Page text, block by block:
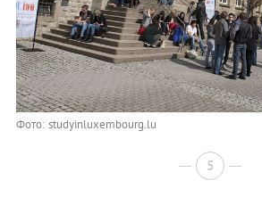
Фото: studyinluxembourg.lu
5